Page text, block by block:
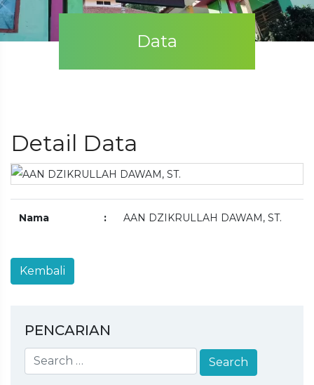
Data
Detail Data
Nama : AAN DZIKRULLAH DAWAM, ST.
PENCARIAN